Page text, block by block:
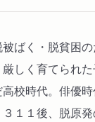
ばく・脱貧困
しく育てられ
校時代。俳優
３１１後、脱原